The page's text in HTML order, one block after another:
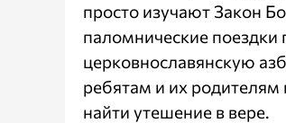
просто изучают Закон
паломнические поездки
церковнославянскую
ребятам и их родителям
найти утешение в вере.